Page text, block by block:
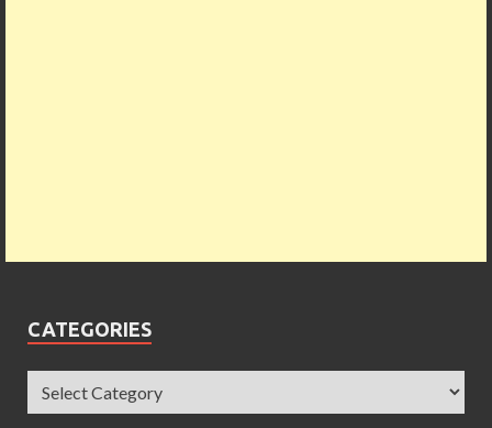
CATEGORIES